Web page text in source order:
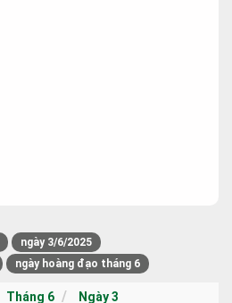
ngày 3/6/2025
ngày hoàng đạo tháng 6
Tháng 6 Ngày 3